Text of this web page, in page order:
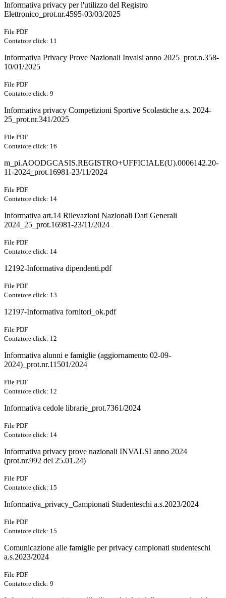
Informativa privacy per l'utilizzo del Registro
Elettronico_prot.nr.4595-03/03/2025
File PDF
Contatore click: 11
Informativa Privacy Prove Nazionali Invalsi anno 2025_prot.n.358-
10/01/2025
File PDF
Contatore click: 9
Informativa privacy Competizioni Sportive Scolastiche a.s. 2024-
25_prot.nr.341/2025
File PDF
Contatore click: 16
m_pi.AOODGCASIS.REGISTRO+UFFICIALE(U).0006142.20-
11-2024_prot.16981-23/11/2024
File PDF
Contatore click: 14
Informativa art.14 Rilevazioni Nazionali Dati Generali
2024_25_prot.16981-23/11/2024
File PDF
Contatore click: 14
12192-Informativa dipendenti.pdf
File PDF
Contatore click: 13
12197-Informativa fornitori_ok.pdf
File PDF
Contatore click: 12
Informativa alunni e famiglie (aggiornamento 02-09-
2024)_prot.nr.11501/2024
File PDF
Contatore click: 12
Informativa cedole librarie_prot.7361/2024
File PDF
Contatore click: 14
Informativa privacy prove nazionali INVALSI anno 2024
(prot.nr.992 del 25.01.24)
File PDF
Contatore click: 15
Informativa_privacy_Campionati Studenteschi a.s.2023/2024
File PDF
Contatore click: 15
Comunicazione alle famiglie per privacy campionati studenteschi
a.s.2023/2024
File PDF
Contatore click: 9